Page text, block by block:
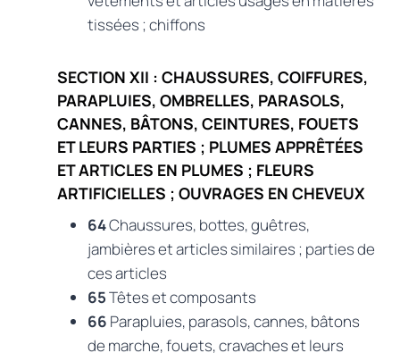
tissées ; chiffons
SECTION XII : CHAUSSURES, COIFFURES,
PARAPLUIES, OMBRELLES, PARASOLS,
CANNES, BÂTONS, CEINTURES, FOUETS
ET LEURS PARTIES ; PLUMES APPRÊTÉES
ET ARTICLES EN PLUMES ; FLEURS
ARTIFICIELLES ; OUVRAGES EN CHEVEUX
64Chaussures, bottes, guêtres,
jambières et articles similaires ; parties de
ces articles
65Têtes et composants
66 Parapluies, parasols, cannes, bâtons
de marche, fouets, cravaches et leurs